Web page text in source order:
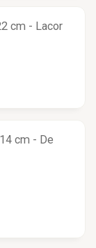
cm - Lacor
cm - De